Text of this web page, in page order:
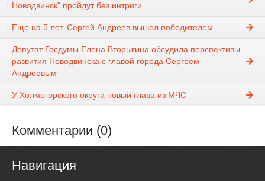
Новодвинск" пройдут без интриги
Еще на 5 лет. Сергей Андреев вышел победителем
Депутат Госдумы Елена Вторыгина обсудила перспективы
развития Новодвинска с главой города Сергеем
Андреевым
У Холмогорского округа новый глава из МЧС
Комментарии (0)
Навигация